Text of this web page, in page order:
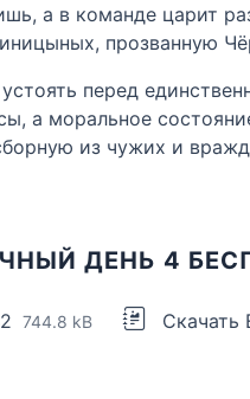
а в команде царит
прозванную
перед
моральное
из чужих и
ДЕНЬ 4
744.8 kB Скачать